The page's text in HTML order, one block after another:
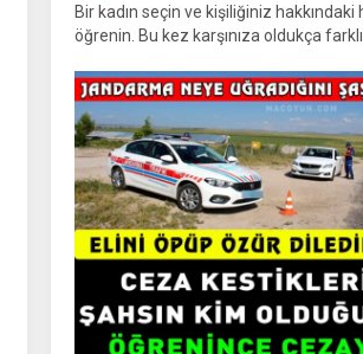
Bir kadın seçin ve kişiliğiniz hakkındaki
öğrenin. Bu kez karşınıza oldukça
kadın figürlerinden dikkatinizi en...